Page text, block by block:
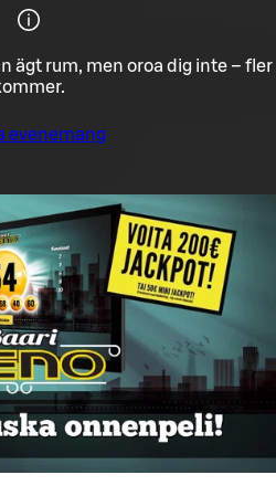
ägt rum, men oroa dig inte – fler
evenemang